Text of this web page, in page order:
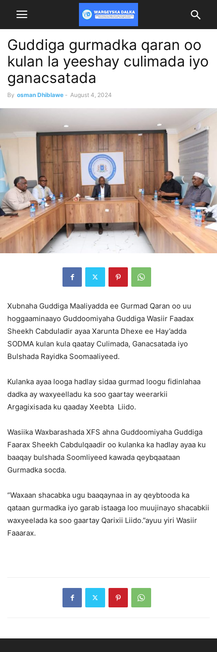
Guddiga gurmadka qaran oo
kulan la yeeshay culimada iyo
ganacsatada
By osman Dhiblawe - August 4, 2024
Xubnaha Guddiga Maaliyadda ee Gurmad Qaran oo uu
hoggaaminaayo Guddoomiyaha Guddiga Wasiir Faadax
Sheekh Cabduladir ayaa Xarunta Dhexe ee Hay’adda
SODMA kulan kula qaatay Culimada, Ganacsatada iyo
Bulshada Rayidka Soomaaliyeed.
Kulanka ayaa looga hadlay sidaa gurmad loogu fidinlahaa
dadka ay waxyeelladu ka soo gaartay weerarkii
Argagixisada ku qaaday Xeebta Liido.
Wasiika Waxbarashada XFS ahna Guddoomiyaha Guddiga
Faarax Sheekh Cabdulqaadir oo kulanka ka hadlay ayaa ku
baaqay bulshada Soomliyeed kawada qeybqaataan
Gurmadka socda.
“Waxaan shacabka ugu baaqaynaa in ay qeybtooda ka
qataan gurmadka iyo garab istaaga loo muujinayo shacabkii
waxyeelada ka soo gaartay Qarixii Liido.”ayuu yiri Wasiir
Faaarax.